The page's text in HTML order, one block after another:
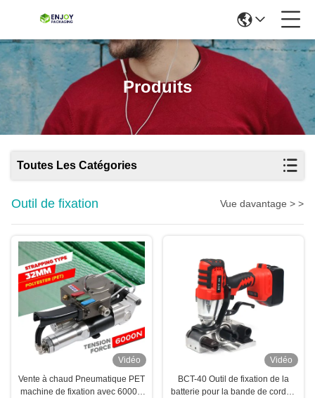
Produits
Toutes Les Catégories
Outil de fixation Vue davantage > >
Vidéo
Vente à chaud Pneumatique PET
machine de fixation avec 6000N
Vidéo
BCT-40 Outil de fixation de la
batterie pour la bande de cordon